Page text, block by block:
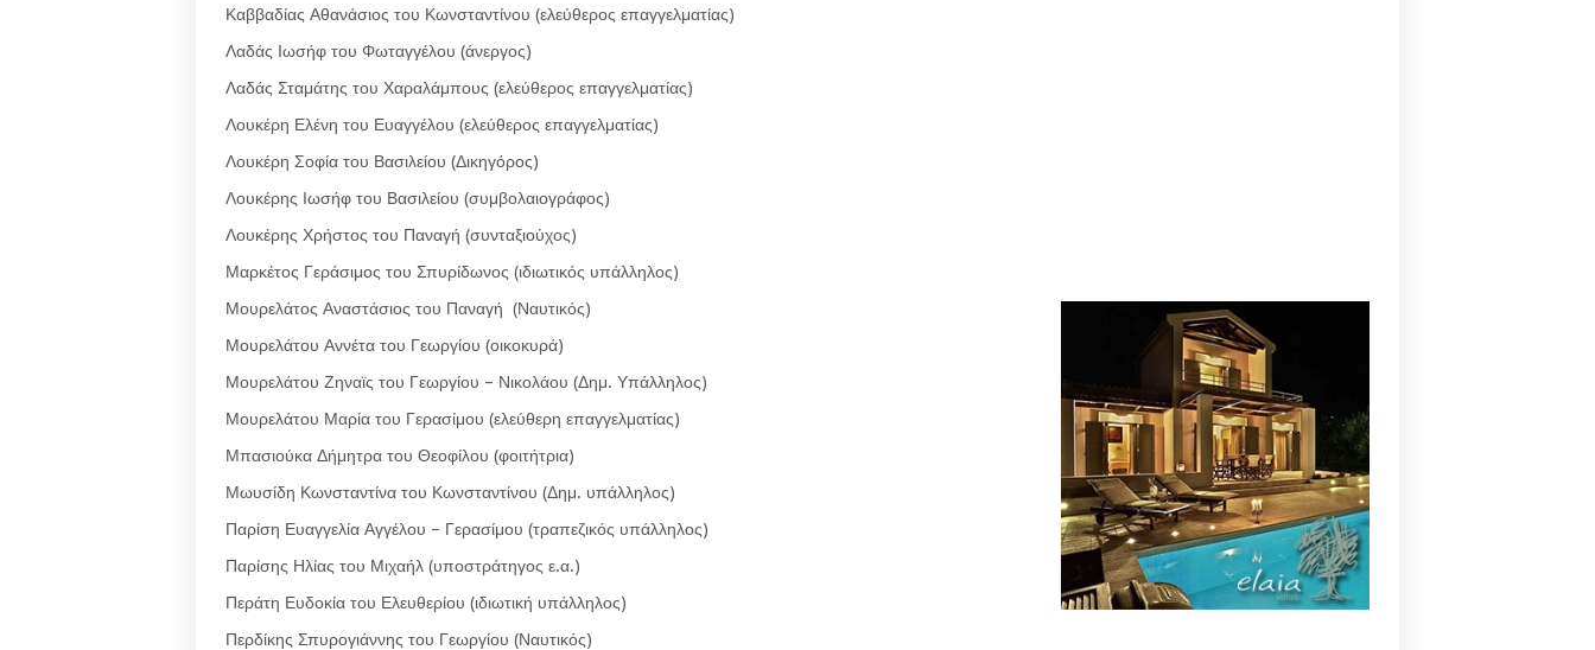
Καββαδίας Αθανάσιος του Κωνσταντίνου (ελεύθερος επαγγελματίας)
Λαδάς Ιωσήφ του Φωταγγέλου (άνεργος)
Λαδάς Σταμάτης του Χαραλάμπους (ελεύθερος επαγγελματίας)
Λουκέρη Ελένη του Ευαγγέλου (ελεύθερος επαγγελματίας)
Λουκέρη Σοφία του Βασιλείου (Δικηγόρος)
Λουκέρης Ιωσήφ του Βασιλείου (συμβολαιογράφος)
Λουκέρης Χρήστος του Παναγή (συνταξιούχος)
Μαρκέτος Γεράσιμος του Σπυρίδωνος (ιδιωτικός υπάλληλος)
Μουρελάτος Αναστάσιος του Παναγή (Ναυτικός)
Μουρελάτου Αννέτα του Γεωργίου (οικοκυρά)
Μουρελάτου Ζηναϊς του Γεωργίου – Νικολάου (Δημ. Υπάλληλος)
Μουρελάτου Μαρία του Γερασίμου (ελεύθερη επαγγελματίας)
Μπασιούκα Δήμητρα του Θεοφίλου (φοιτήτρια)
Μωυσίδη Κωνσταντίνα του Κωνσταντίνου (Δημ. υπάλληλος)
Παρίση Ευαγγελία Αγγέλου – Γερασίμου (τραπεζικός υπάλληλος)
Παρίσης Ηλίας του Μιχαήλ (υποστράτηγος ε.α.)
Περάτη Ευδοκία του Ελευθερίου (ιδιωτική υπάλληλος)
Περδίκης Σπυρογιάννης του Γεωργίου (Ναυτικός)